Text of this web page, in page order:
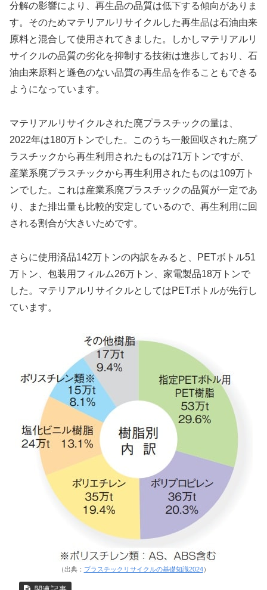
分解の影響により、再生品の品質は低下する傾向がありま
す。そのためマテリアルリサイクルした再生品は石油由来
原料と混合して使用されてきました。しかしマテリアルリ
サイクルの品質の劣化を抑制する技術は進歩しており、石
油由来原料と遜色のない品質の再生品を作ることもできる
ようになっています。
マテリアルリサイクルされた廃プラスチックの量は、
2022年は180万トンでした。このうち一般回収された廃プ
ラスチックから再生利用されたものは71万トンですが、
産業系廃プラスチックから再生利用されたものは109万ト
ンでした。これは産業系廃プラスチックの品質が一定であ
り、また排出量も比較的安定しているので、再生利用に回
される割合が大きいためです。
さらに使用済品142万トンの内訳をみると、PETボトル51
万トン、包装用フィルム26万トン、家電製品18万トンで
した。マテリアルリサイクルとしてはPETボトルが先行し
ています。
（出典： プラスチックリサイクルの基礎知識2024）